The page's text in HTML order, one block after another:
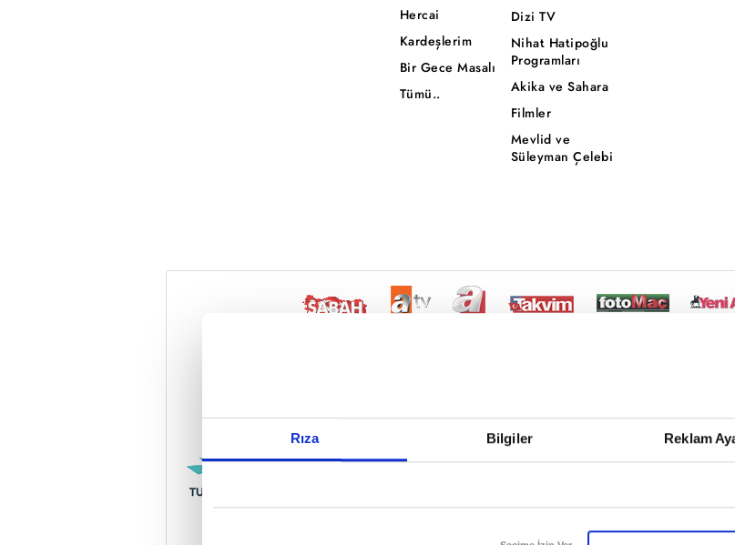
Rıza Bilgiler Reklam
Reddet
Hercai
Kardeşlerim
Bir Gece Masalı
Tümü..
Dizi TV
Nihat Hatipoğlu
Programları
Akika ve Sahara
Filmler
Mevlid ve
Süleyman Çelebi